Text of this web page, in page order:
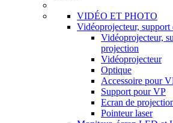
VIDÉO ET PHOTO
Vidéoprojecteur, support
Vidéoprojecteur,
projection
Vidéoprojecteur
Optique
Accessoire pour
Support pour VP
Ecran de
Pointeur laser